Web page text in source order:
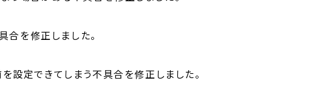
を修正しました。
設定できてしまう不具合を修正しました。